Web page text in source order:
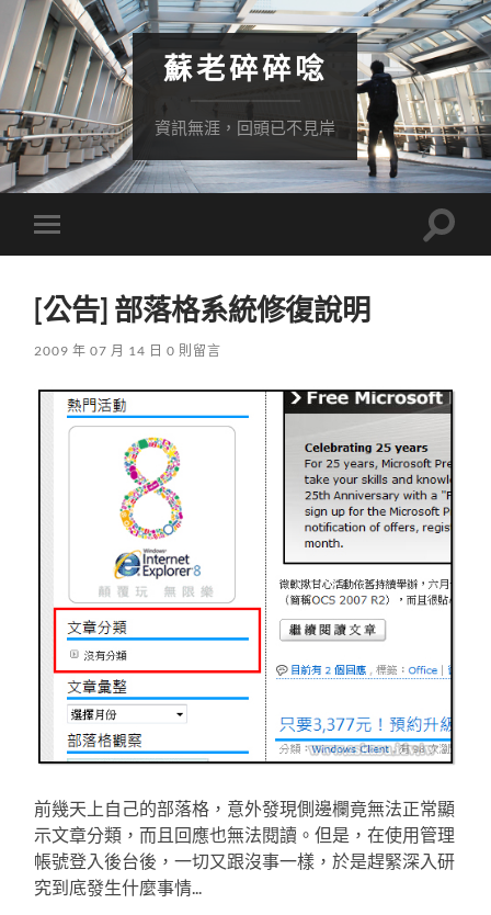
蘇老碎碎唸
資訊無涯，回頭已不見岸
Toggle
mobile
Toggle
[公告] 部落格系統修復說明
2009 年 07 月 14 日 0 則留言
前幾天上自己的部落格，意外發現側邊欄竟無法正常顯
示文章分類，而且回應也無法閱讀。但是，在使用管理
帳號登入後台後，一切又跟沒事一樣，於是趕緊深入研
究到底發生什麼事情...